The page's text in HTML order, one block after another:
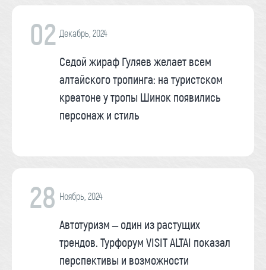
02 Декабрь, 2024
Седой жираф Гуляев желает всем
алтайского тропинга: на туристском
креатоне у тропы Шинок появились
персонаж и стиль
28 Ноябрь, 2024
Автотуризм – один из растущих
трендов. Турфорум VISIT ALTAI показал
перспективы и возможности